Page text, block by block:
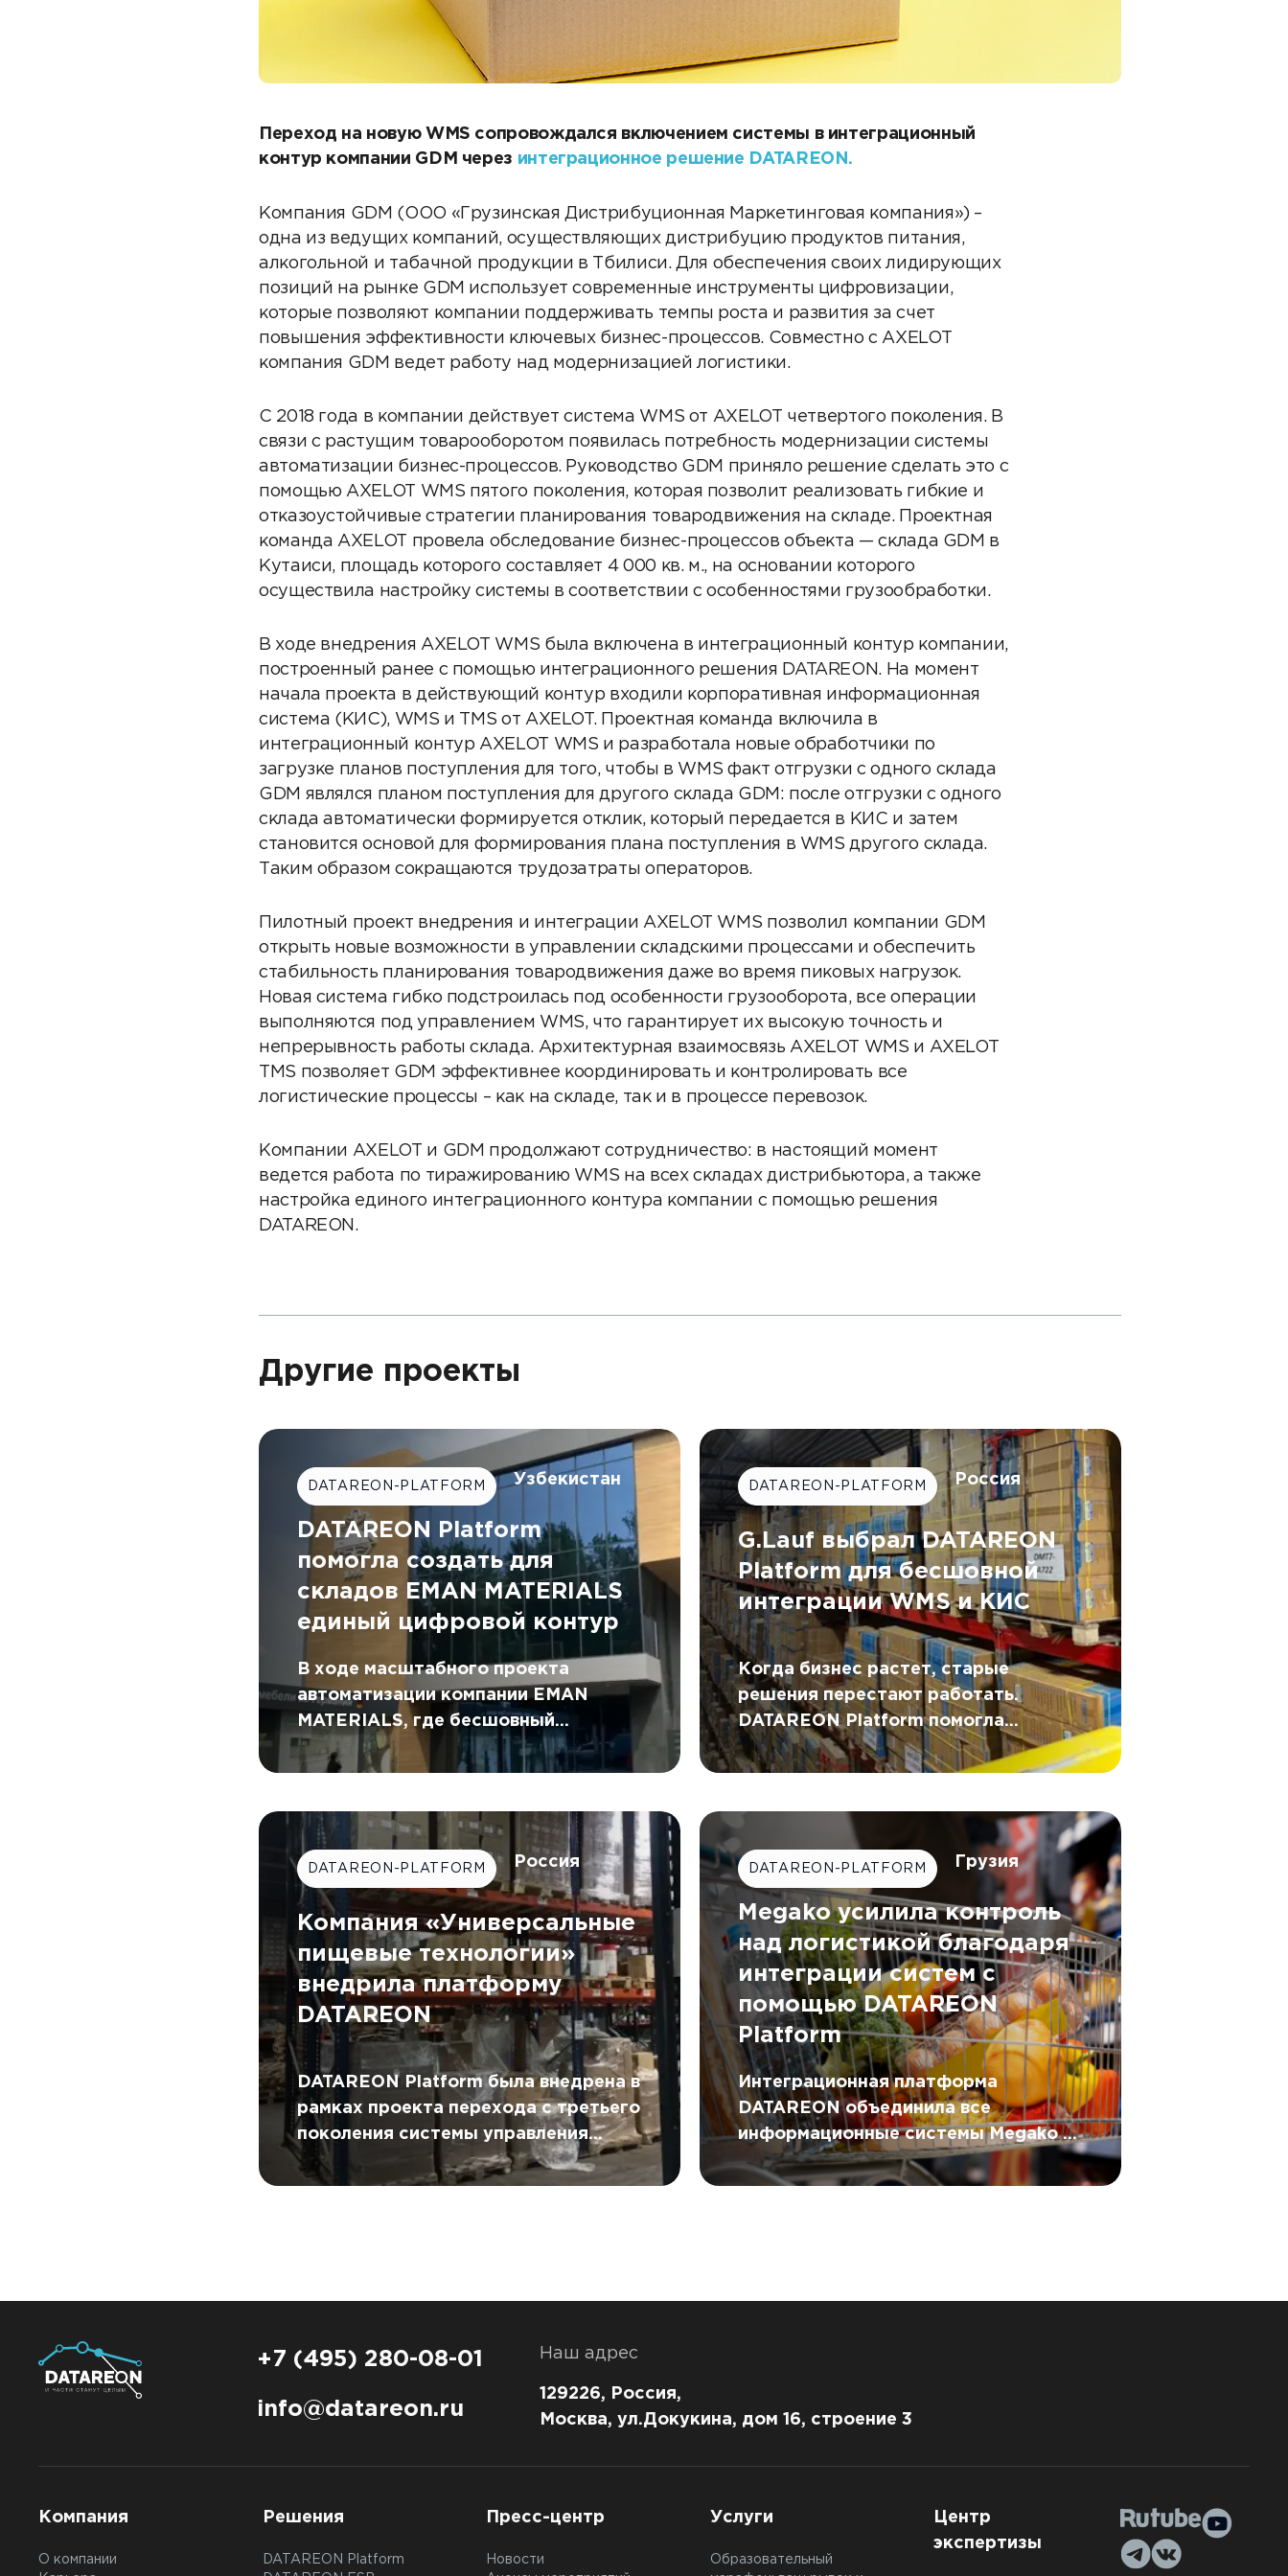
Переход на новую WMS сопровождался включением системы в интеграционный
контур компании GDM через интеграционное решение DATAREON.
Компания GDM (ООО «Грузинская Дистрибуционная Маркетинговая компания») –
одна из ведущих компаний, осуществляющих дистрибуцию продуктов питания,
алкогольной и табачной продукции в Тбилиси. Для обеспечения своих лидирующих
позиций на рынке GDM использует современные инструменты цифровизации,
которые позволяют компании поддерживать темпы роста и развития за счет
повышения эффективности ключевых бизнес-процессов. Совместно с AXELOT
компания GDM ведет работу над модернизацией логистики.
С 2018 года в компании действует система WMS от AXELOT четвертого поколения. В
связи с растущим товарооборотом появилась потребность модернизации системы
автоматизации бизнес-процессов. Руководство GDM приняло решение сделать это с
помощью AXELOT WMS пятого поколения, которая позволит реализовать гибкие и
отказоустойчивые стратегии планирования товародвижения на складе. Проектная
команда AXELOT провела обследование бизнес-процессов объекта — склада GDM в
Кутаиси, площадь которого составляет 4 000 кв. м., на основании которого
осуществила настройку системы в соответствии с особенностями грузообработки.
В ходе внедрения AXELOT WMS была включена в интеграционный контур компании,
построенный ранее с помощью интеграционного решения DATAREON. На момент
начала проекта в действующий контур входили корпоративная информационная
система (КИС), WMS и TMS от AXELOT. Проектная команда включила в
интеграционный контур AXELOT WMS и разработала новые обработчики по
загрузке планов поступления для того, чтобы в WMS факт отгрузки с одного склада
GDM являлся планом поступления для другого склада GDM: после отгрузки с одного
склада автоматически формируется отклик, который передается в КИС и затем
становится основой для формирования плана поступления в WMS другого склада.
Таким образом сокращаются трудозатраты операторов.
Пилотный проект внедрения и интеграции AXELOT WMS позволил компании GDM
открыть новые возможности в управлении складскими процессами и обеспечить
стабильность планирования товародвижения даже во время пиковых нагрузок.
Новая система гибко подстроилась под особенности грузооборота, все операции
выполняются под управлением WMS, что гарантирует их высокую точность и
непрерывность работы склада. Архитектурная взаимосвязь AXELOT WMS и AXELOT
TMS позволяет GDM эффективнее координировать и контролировать все
логистические процессы – как на складе, так и в процессе перевозок.
Компании AXELOT и GDM продолжают сотрудничество: в настоящий момент
ведется работа по тиражированию WMS на всех складах дистрибьютора, а также
настройка единого интеграционного контура компании с помощью решения
DATAREON.
Другие проекты
DATAREON-PLATFORM Узбекистан
DATAREON Platform
помогла создать для
складов EMAN MATERIALS
единый цифровой контур
В ходе масштабного проекта
автоматизации компании EMAN
MATERIALS, где бесшовный
цифровой контур был создан с
помощью DATAREON Platform.
DATAREON-PLATFORM Россия
G.Lauf выбрал DATAREON
Platform для бесшовной
интеграции WMS и КИС
Когда бизнес растет, старые
решения перестают работать.
DATAREON Platform помогла
успешно интегрировать WMS с
двумя КИС компании G.Lauf,
данные в режиме реального времени.
DATAREON-PLATFORM Россия
Компания «Универсальные
пищевые технологии»
внедрила платформу
DATAREON
DATAREON Platform была внедрена в
рамках проекта перехода с третьего
поколения системы управления
складом (WMS) от AXELOT на пятое
DATAREON-PLATFORM Грузия
Megako усилила контроль
над логистикой благодаря
интеграции систем с
помощью DATAREON
Platform
Интеграционная платформа
DATAREON объединила все
информационные системы Megako в
единый цифровой контур.
+7 (495) 280-08-01
info@datareon.ru
Наш адрес
129226, Россия,
Москва, ул.Докукина, дом 16, строение 3
Компания
О компании
Решения
DATAREON Platform
Пресс-центр
Новости
Услуги
Образовательный
Центр
экспертизы